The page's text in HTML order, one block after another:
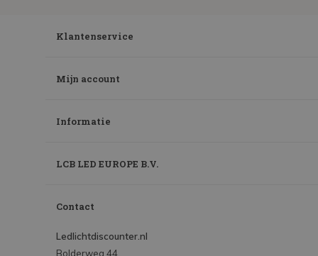
Klantenservice
Mijn account
Informatie
LCB LED EUROPE B.V.
Contact
Ledlichtdiscounter.nl
Bolderweg 44